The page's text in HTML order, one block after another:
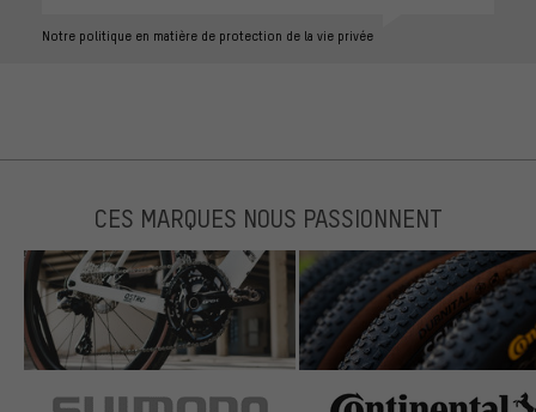
Notre politique en matière de protection de la vie privée
CES MARQUES NOUS PASSIONNENT